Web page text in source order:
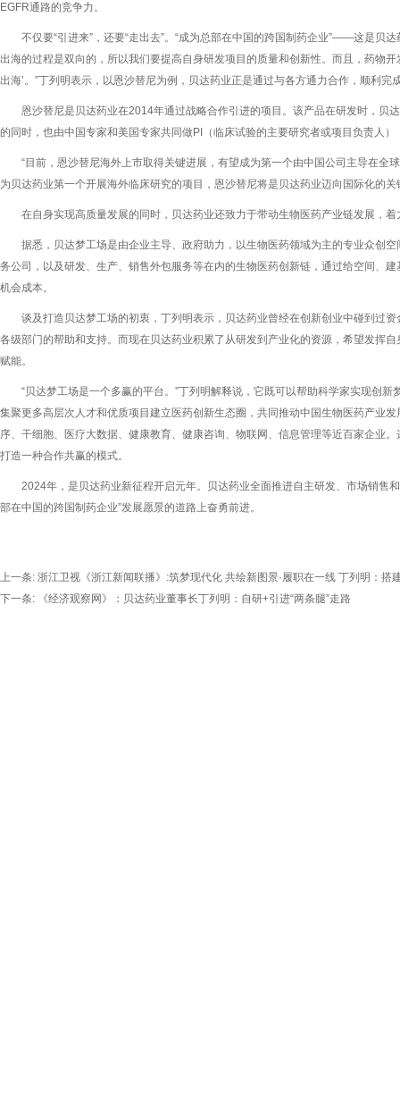
EGFR通路的竞争力。
不仅要“引进来”，还要“走出去”。“成为总部在中国的跨国制药企业”——这是贝
出海的过程是双向的，所以我们要提高自身研发项目的质量和创新性。而且，药物
出海’。”丁列明表示，以恩沙替尼为例，贝达药业正是通过与各方通力合作，顺利完
恩沙替尼是贝达药业在2014年通过战略合作引进的项目。该产品在研发时，贝
的同时，也由中国专家和美国专家共同做PI（临床试验的主要研究者或项目负责人
“目前，恩沙替尼海外上市取得关键进展，有望成为第一个由中国公司主导在全
为贝达药业第一个开展海外临床研究的项目，恩沙替尼将是贝达药业迈向国际化的关
在自身实现高质量发展的同时，贝达药业还致力于带动生物医药产业链发展，
据悉，贝达梦工场是由企业主导、政府助力，以生物医药领域为主的专业众创
务公司，以及研发、生产、销售外包服务等在内的生物医药创新链，通过给空间、
机会成本。
谈及打造贝达梦工场的初衷，丁列明表示，贝达药业曾经在创新创业中碰到过
各级部门的帮助和支持。而现在贝达药业积累了从研发到产业化的资源，希望发挥
赋能。
“贝达梦工场是一个多赢的平台。”丁列明解释说，它既可以帮助科学家实现创
集聚更多高层次人才和优质项目建立医药创新生态圈，共同推动中国生物医药产业
序、干细胞、医疗大数据、健康教育、健康咨询、物联网、信息管理等近百家企业
打造一种合作共赢的模式。
2024年，是贝达药业新征程开启元年。贝达药业全面推进自主研发、市场销售
部在中国的跨国制药企业”发展愿景的道路上奋勇前进。
上一条: 浙江卫视《浙江新闻联播》:筑梦现代化 共绘新图景·履职在一线 丁列明：搭
下一条:
《经济观察网》：贝达药业董事长丁列明：自研+引进“两条腿”走路